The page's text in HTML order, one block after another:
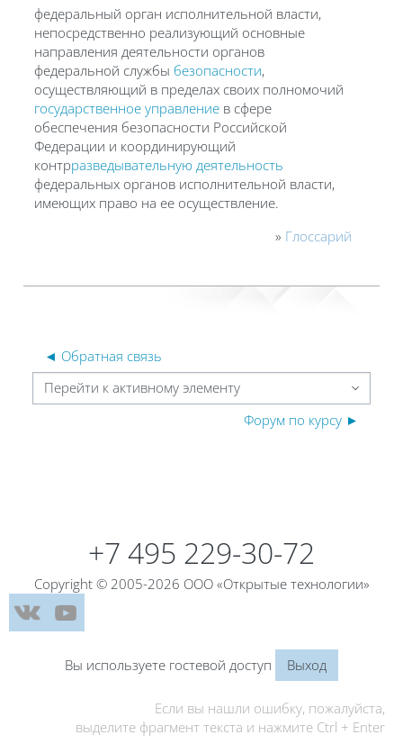
федеральный орган исполнительной власти,
непосредственно реализующий основные
направления деятельности органов
федеральной службы безопасности,
осуществляющий в пределах своих полномочий
государственное управлениев сфере
обеспечения безопасности Российской
Федерации и координирующий
контрразведывательную деятельность
федеральных органов исполнительной власти,
имеющих право на ее осуществление.
» Глоссарий
◄ Обратная связь
Перейти к активному элементу
Форум по курсу ►
+7 495 229-30-72
Copyright © 2005-2026 ООО «Открытые технологии»
Вы используете гостевой доступ Выход
Если вы нашли ошибку, пожалуйста,
выделите фрагмент текста и нажмите Ctrl + Enter